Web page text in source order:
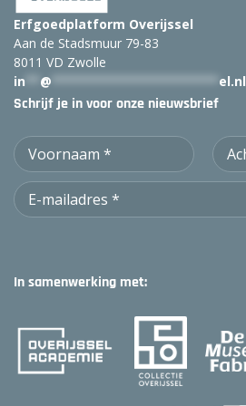
Erfgoedplatform Overijssel
Aan de Stadsmuur 79-83
8011 VD Zwolle
in
@ el.nl
Schrijf je in voor onze nieuwsbrief
In samenwerking met: